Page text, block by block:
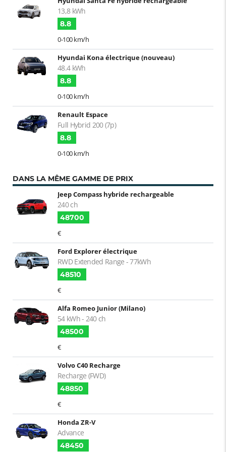
13,8 kWh
8.8
0-100 km/h
Hyundai Kona électrique (nouveau)
48.4 kWh
8.8
0-100 km/h
Renault Espace
Full Hybrid 200 (7p)
8.8
0-100 km/h
DANS LA MÊME GAMME DE PRIX
Jeep Compass hybride rechargeable
240 ch
48700
€
Ford Explorer électrique
RWD Extended Range - 77kWh
48510
€
Alfa Romeo Junior (Milano)
54 kWh - 240 ch
48500
€
Volvo C40 Recharge
Recharge (FWD)
48850
€
Honda ZR-V
Advance
48450